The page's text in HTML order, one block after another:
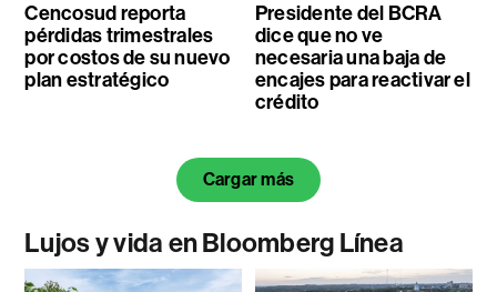
Cencosud reporta
pérdidas trimestrales
por costos de su nuevo
plan estratégico
Presidente del BCRA
dice que no ve
necesaria una baja de
encajes para reactivar el
crédito
Cargar más
Lujos y vida en Bloomberg Línea